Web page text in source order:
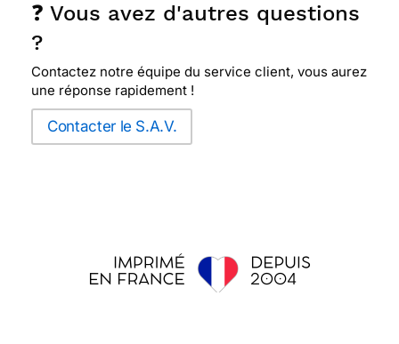
❓ Vous avez d'autres questions
?
Contactez notre équipe du service client, vous aurez
une réponse rapidement !
Contacter le S.A.V.